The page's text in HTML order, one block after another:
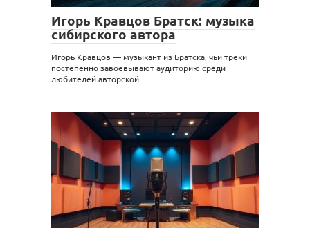
Игорь Кравцов Братск: музыка
сибирского автора
Игорь Кравцов — музыкант из Братска, чьи треки
постепенно завоёвывают аудиторию среди
любителей авторской